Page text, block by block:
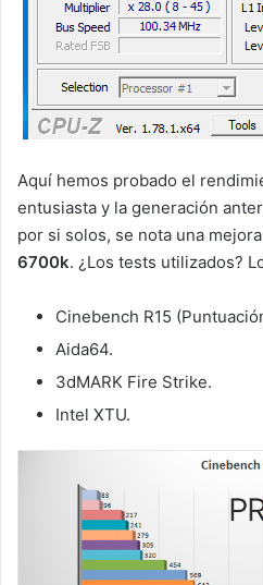
Aquí hemos probado el
entusiasta y la generación
por si solos, se nota una
6700k. ¿Los tests utilizados?
Cinebench R15
Aida64.
3dMARK Fire Strike.
Intel XTU.